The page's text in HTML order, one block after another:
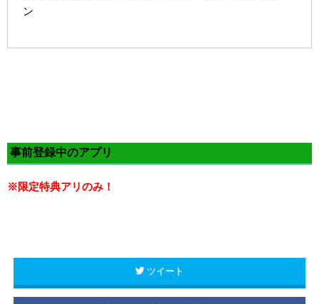
ン
事前登録中のアプリ
※限定特典アリのみ！
ツイート